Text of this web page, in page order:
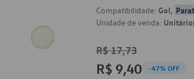
Compatibilidade: Gol,
Unidade de venda:
R$ 17,73
R$ 9,40 -47% OFF